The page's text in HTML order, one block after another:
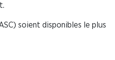
soient disponibles le plus